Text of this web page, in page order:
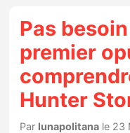
Actualités
Jeux
Hardware
Pas
premier
Hunter
Par lunapolitana le 23